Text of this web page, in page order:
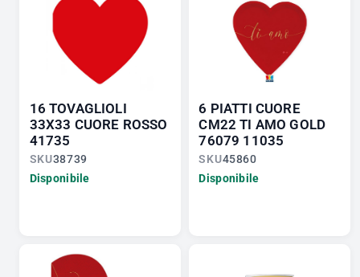
16 TOVAGLIOLI
33X33 CUORE ROSSO
41735
SKU38739
Disponibile
6 PIATTI CUORE
CM22 TI AMO GOLD
76079 11035
SKU45860
Disponibile